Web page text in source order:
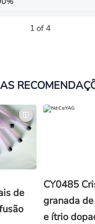
1 of 4
de
CY0485
granada
e ítrio